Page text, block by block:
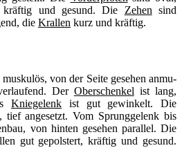
kräf­tig und gesund. Die Zehen sind
die Kral­len kurz und kräftig.
von der Sei­te gese­hen anmu­
Der Ober­schen­kelist lang,
Knie­ge­lenk ist gut gewin­kelt. Die
tief ange­setzt. Vom Sprung­ge­lenk bis
von hin­ten gese­hen par­al­lel. Die
gut gepols­tert, kräf­tig und gesund.